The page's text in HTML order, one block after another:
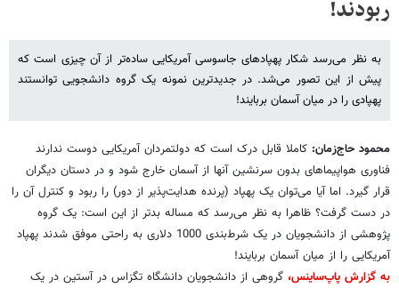
ربودند!
به نظر می‌رسد شکار پهپادهای جاسوسی آمریکایی ساده‌تر از آن چیزی است که
پیش از این تصور می‌شد. در جدیدترین نمونه یک گروه دانشجویی توانستند
پهپادی را در میان آسمان بربایند!
محمود حاج‌زمان: کاملا قابل درک است که دولتمردان آمریکایی دوست ندارند
فناوری هواپیماهای بدون سرنشین آنها از آسمان خارج شود و در دستان دیگران
قرار گیرد. اما آیا می‌توان یک پهپاد (پرنده هدایت‌پذیر از دور) را ربود و کنترل آن را
در دست گرفت؟ ظاهرا به نظر می‌رسد که مساله بدتر از این است: یک گروه
پژوهشی از دانشجویان در یک شرط‌بندی 1000 دلاری به راحتی موفق شدند پهپاد
آمریکایی را از میان آسمان بربایند!
به گزارش پاپ‌ساینس، گروهی از دانشجویان دانشگاه تگزاس در آستین در یک